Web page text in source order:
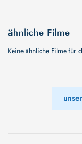
ähnliche Filme
Keine ähnliche Filme für